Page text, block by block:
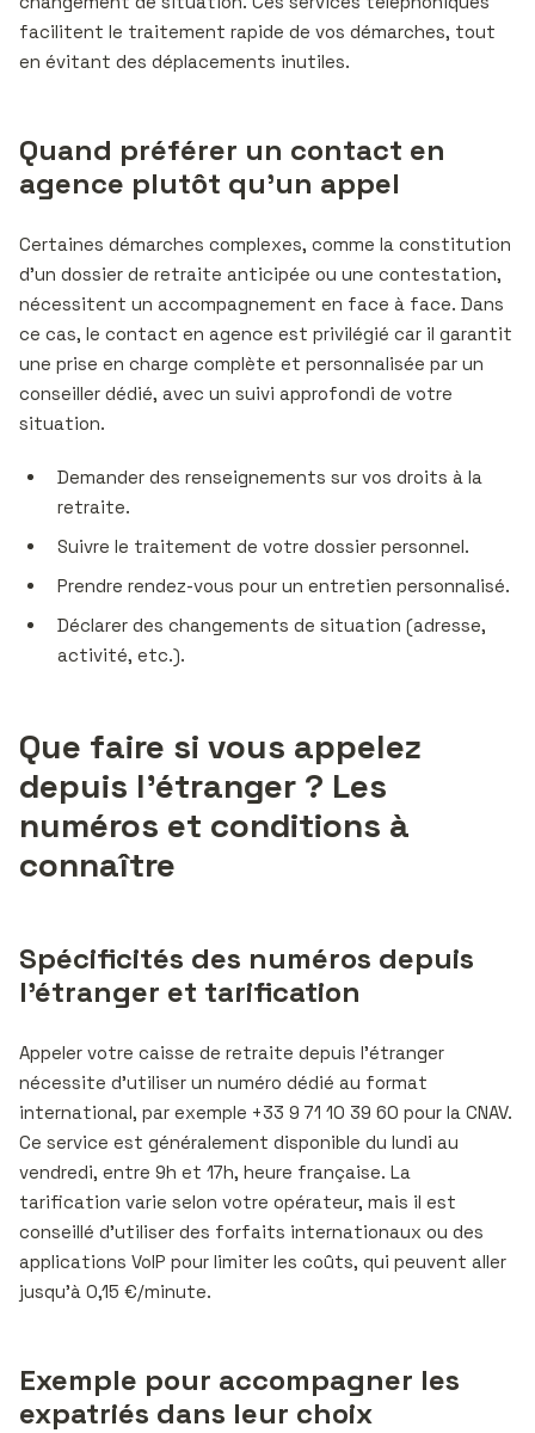
facilitent le traitement rapide de vos démarches, tout
en évitant des déplacements inutiles.
Quand préférer un contact en
agence plutôt qu’un appel
Certaines démarches complexes, comme la constitution
d’un dossier de retraite anticipée ou une contestation,
nécessitent un accompagnement en face à face. Dans
ce cas, le contact en agence est privilégié car il garantit
une prise en charge complète et personnalisée par un
conseiller dédié, avec un suivi approfondi de votre
situation.
Demander des renseignements sur vos droits à la
retraite.
Suivre le traitement de votre dossier personnel.
Prendre rendez-vous pour un entretien personnalisé.
Déclarer des changements de situation (adresse,
activité, etc.).
Que faire si vous appelez
depuis l’étranger ? Les
numéros et conditions à
connaître
Spécificités des numéros depuis
l’étranger et tarification
Appeler votre caisse de retraite depuis l’étranger
nécessite d’utiliser un numéro dédié au format
international, par exemple +33 9 71 10 39 60 pour la CNAV.
Ce service est généralement disponible du lundi au
vendredi, entre 9h et 17h, heure française. La
tarification varie selon votre opérateur, mais il est
conseillé d’utiliser des forfaits internationaux ou des
applications VoIP pour limiter les coûts, qui peuvent aller
jusqu’à 0,15 €/minute.
Exemple pour accompagner les
expatriés dans leur choix